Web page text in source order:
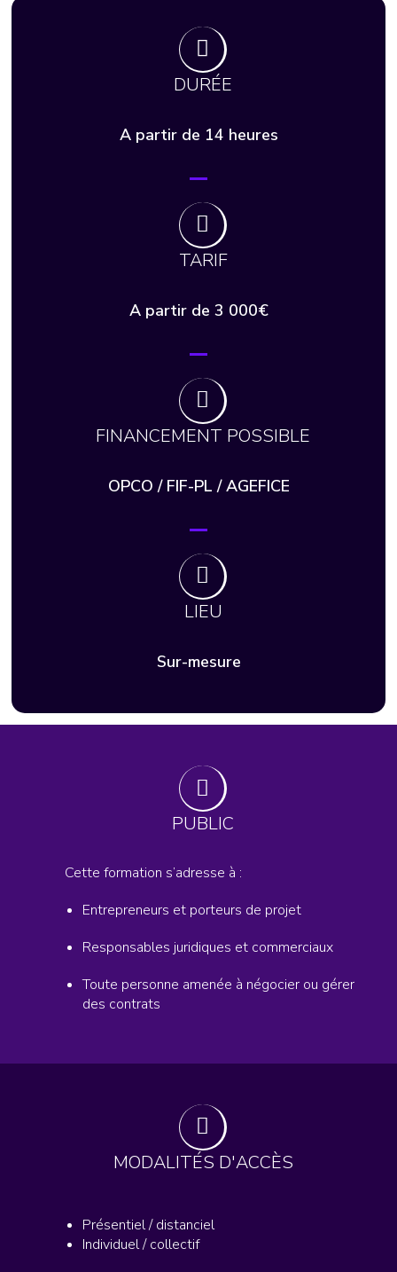
DURÉE
A partir de 14 heures
TARIF
A partir de 3 000€
FINANCEMENT POSSIBLE
OPCO / FIF-PL / AGEFICE
LIEU
Sur-mesure
PUBLIC
Cette formation s’adresse à :
Entrepreneurs et porteurs de projet
Responsables juridiques et commerciaux
Toute personne amenée à négocier ou gérer
des contrats
MODALITÉS D'ACCÈS
Présentiel / distanciel
Individuel / collectif